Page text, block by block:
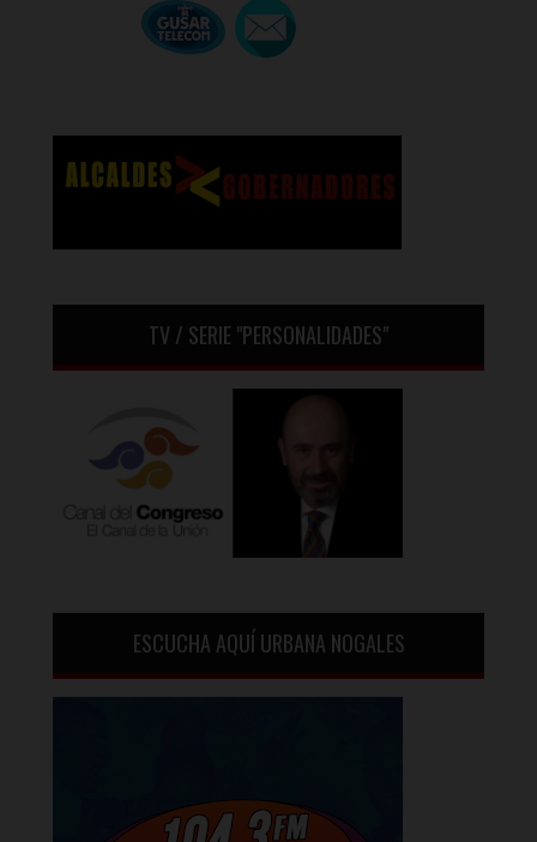
TV / SERIE "PERSONALIDADES"
ESCUCHA AQUÍ URBANA NOGALES